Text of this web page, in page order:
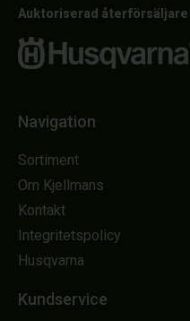
Auktoriserad återförsäljare
Navigation
Sortiment
Om Kjellmans
Kontakt
Integritetspolicy
Husqvarna
Kundservice